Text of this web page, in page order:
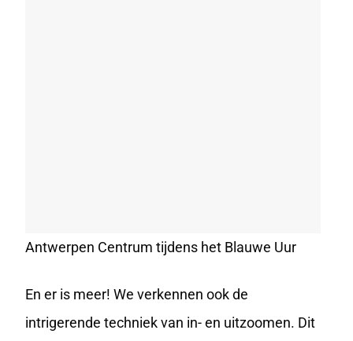
Antwerpen Centrum tijdens het Blauwe Uur
En er is meer! We verkennen ook de
intrigerende techniek van in- en uitzoomen. Dit